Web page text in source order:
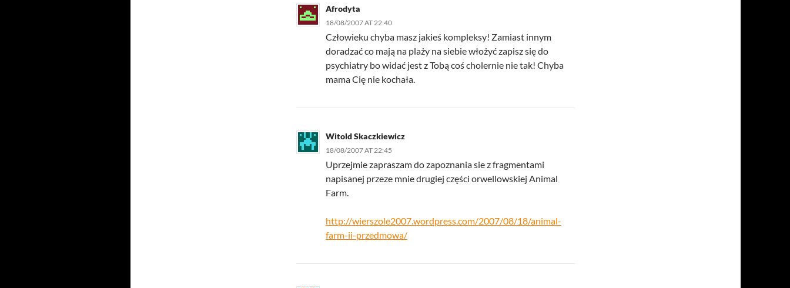
Afrodyta
18/08/2007 AT 22:40
Człowieku chyba masz jakieś kompleksy! Zamiast innym
doradzać co mają na plaży na siebie włożyć zapisz się do
psychiatry bo widać jest z Tobą coś cholernie nie tak! Chyba
mama Cię nie kochała.
Witold Skaczkiewicz
18/08/2007 AT 22:45
Uprzejmie zapraszam do zapoznania sie z fragmentami
napisanej przeze mnie drugiej części orwellowskiej Animal
Farm.
http://wierszole2007.wordpress.com/2007/08/18/animal-
farm-ii-przedmowa/